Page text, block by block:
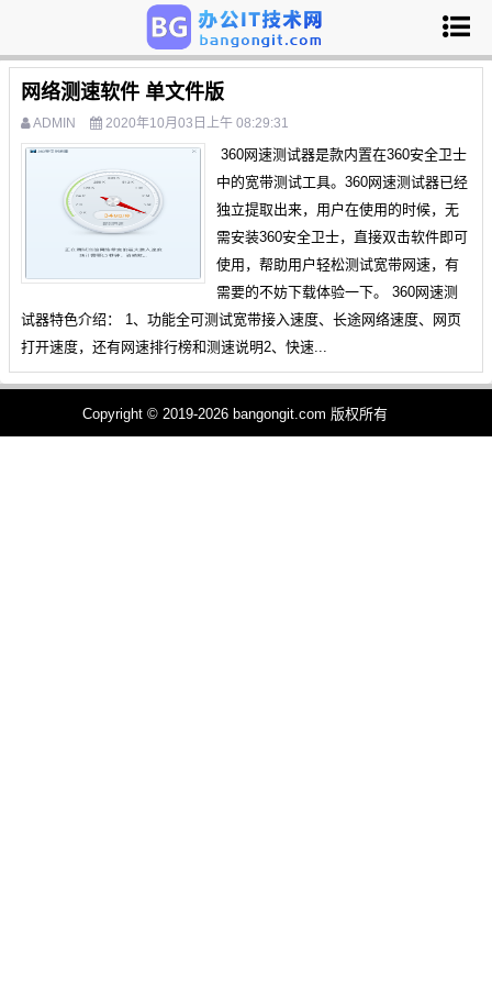
网络测速软件 单文件版
ADMIN 2020年10月03日上午 08:29:31
360网速测试器是款内置在360安全卫士
中的宽带测试工具。360网速测试器已经
独立提取出来，用户在使用的时候，无
需安装360安全卫士，直接双击软件即可
使用，帮助用户轻松测试宽带网速，有
需要的不妨下载体验一下。 360网速测
试器特色介绍： 1、功能全可测试宽带接入速度、长途网络速度、网页
打开速度，还有网速排行榜和测速说明2、快速...
Copyright © 2019-2026 bangongit.com 版权所有